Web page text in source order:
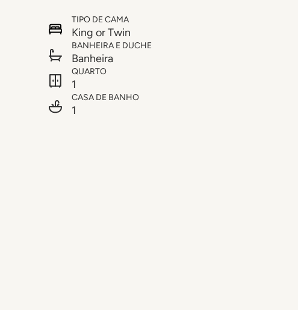
TIPO DE CAMA
King or Twin
BANHEIRA E DUCHE
Banheira
QUARTO
1
CASA DE BANHO
1